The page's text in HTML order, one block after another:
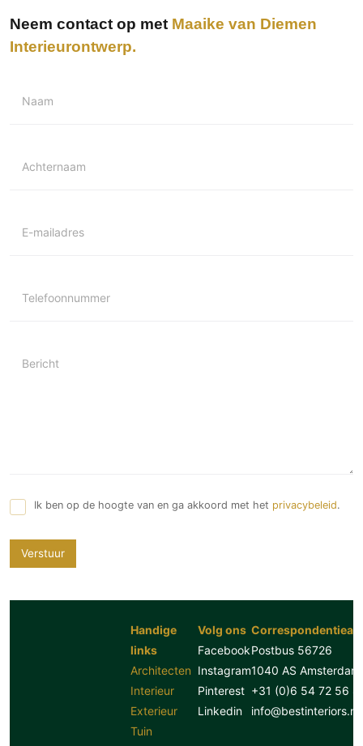
Domotica
Binnenzwembaden
Neem contact op met Maaike van Diemen
Interieurontwerp
Naam
Achternaam
E-mailadres
Telefoonnummer
Bericht
Ik ben op de hoogte van en ga akkoord met het privacybeleid.
Verstuur
Handige
links
Architecten
Interieur
Exterieur
Tuin
Volg ons
Facebook
Instagram
Pinterest
Linkedin
Postbus 56726
1040 AS Amsterdam
+31 (0)6 54 72 56
info@bestinteriors.nl